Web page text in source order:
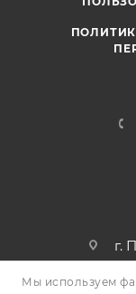
г.
Мы используем